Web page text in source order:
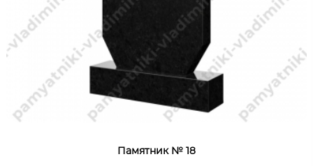
Памятник № 18